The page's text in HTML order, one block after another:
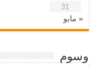
31
« مايو
وسوم